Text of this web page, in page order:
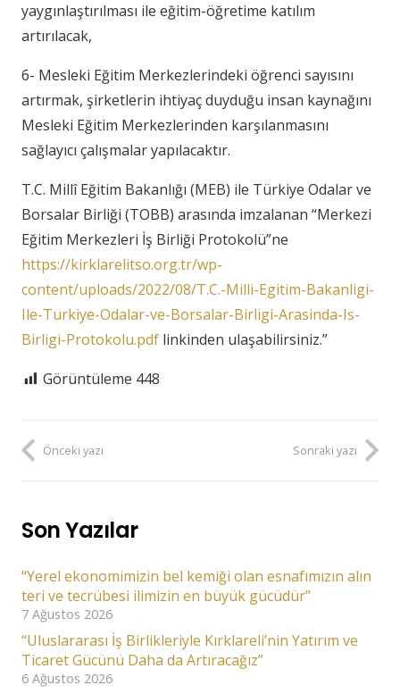
yaygınlaştırılması ile eğitim-öğretime katılım
artırılacak,
6- Mesleki Eğitim Merkezlerindeki öğrenci sayısını
artırmak, şirketlerin ihtiyaç duyduğu insan kaynağını
Mesleki Eğitim Merkezlerinden karşılanmasını
sağlayıcı çalışmalar yapılacaktır.
T.C. Millî Eğitim Bakanlığı (MEB) ile Türkiye Odalar ve
Borsalar Birliği (TOBB) arasında imzalanan “Merkezi
Eğitim Merkezleri İş Birliği Protokolü”ne
https://kirklarelitso.org.tr/wp-
content/uploads/2022/08/T.C.-Milli-Egitim-Bakanligi-
Ile-Turkiye-Odalar-ve-Borsalar-Birligi-Arasinda-Is-
Birligi-Protokolu.pdf linkinden ulaşabilirsiniz.”
Görüntüleme 448
Önceki yazı Sonraki yazı
Son Yazılar
“Yerel ekonomimizin bel kemiği olan esnafımızın alın
teri ve tecrübesi ilimizin en büyük gücüdür”
7 Ağustos 2026
“Uluslararası İş Birlikleriyle Kırklareli’nin Yatırım ve
Ticaret Gücünü Daha da Artıracağız”
6 Ağustos 2026